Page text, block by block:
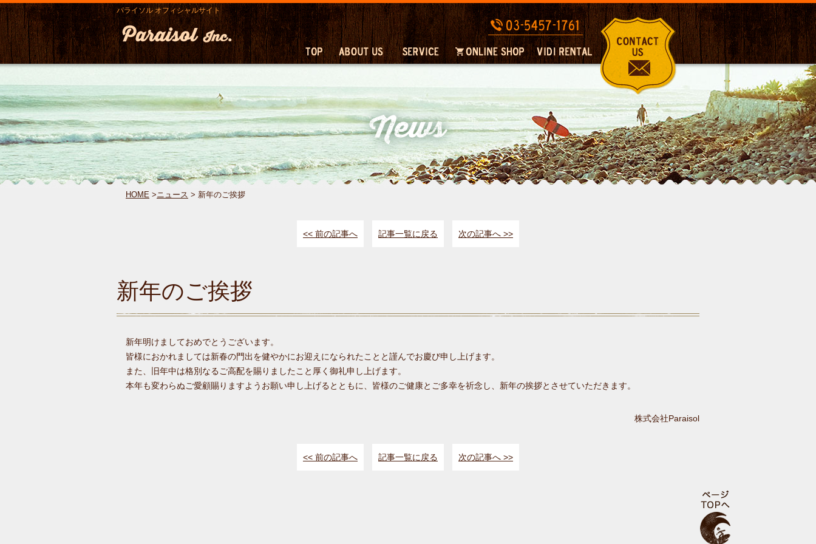
パライソル オフィシャルサイト
HOME >ニュース > 新年のご挨拶
<< 前の記事へ 記事一覧に戻る 次の記事へ >>
新年のご挨拶
新年明けましておめでとうございます。
皆様におかれましては新春の門出を健やかにお迎えになられたことと謹んでお慶び申し上げます。
また、旧年中は格別なるご高配を賜りましたこと厚く御礼申し上げます。
本年も変わらぬご愛顧賜りますようお願い申し上げるとともに、皆様のご健康とご多幸を祈念し、新年の挨拶とさせていただきます。
株式会社Paraisol
<< 前の記事へ 記事一覧に戻る 次の記事へ >>